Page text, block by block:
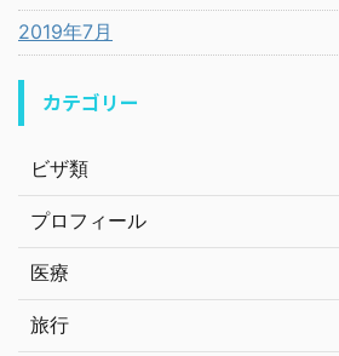
2019年7月
カテゴリー
ビザ類
プロフィール
医療
旅行